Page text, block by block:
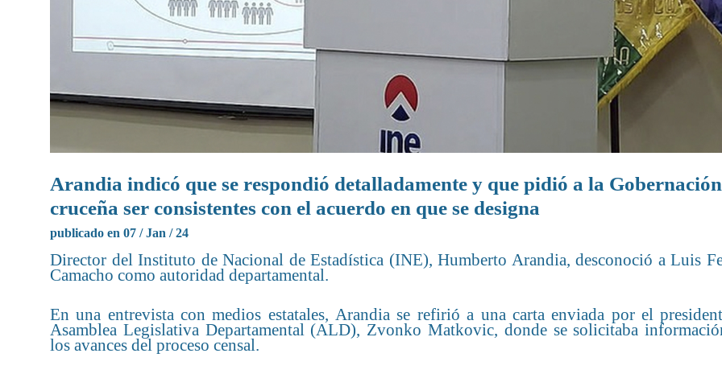
Arandia indicó que se respondió detalladamente y que pidió a la Gobernación
cruceña ser consistentes con el acuerdo en que se designa
publicado en 07 / Jan / 24
Director del Instituto de Nacional de Estadística (INE), Humberto Arandia, desconoció a Luis
Camacho como autoridad departamental.
En una entrevista con medios estatales, Arandia se refirió a una carta enviada por el
Asamblea Legislativa Departamental (ALD), Zvonko Matkovic, donde se solicitaba
los avances del proceso censal.